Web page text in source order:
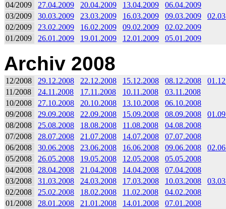
04/2009
27.04.2009 20.04.2009 13.04.2009
06.04.2009
03/2009
30.03.2009 23.03.2009 16.03.2009 09.03.2009
02/2009
23.02.2009 16.02.2009 09.02.2009
02.02.2009
01/2009
26.01.2009 19.01.2009 12.01.2009 05.01.2009
Archiv 2008
12/2008 29.12.2008 22.12.2008 15.12.2008 08.12.2008
11/2008
24.11.2008 17.11.2008 10.11.2008
03.11.2008
10/2008
27.10.2008 20.10.2008 13.10.2008
06.10.2008
09/2008
29.09.2008 22.09.2008 15.09.2008 08.09.2008
08/2008
25.08.2008 18.08.2008 11.08.2008
04.08.2008
07/2008
28.07.2008 21.07.2008 14.07.2008
07.07.2008
06/2008
30.06.2008 23.06.2008 16.06.2008 09.06.2008
05/2008
26.05.2008 19.05.2008 12.05.2008
05.05.2008
04/2008
28.04.2008 21.04.2008 14.04.2008
07.04.2008
03/2008
31.03.2008 24.03.2008 17.03.2008 10.03.2008
02/2008
25.02.2008 18.02.2008 11.02.2008
04.02.2008
01/2008
28.01.2008 21.01.2008 14.01.2008 07.01.2008